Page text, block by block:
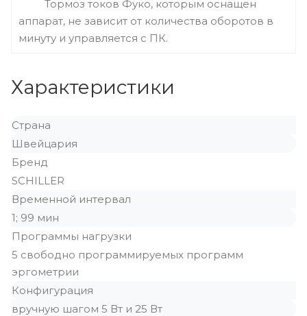
Тормоз токов Фуко, которым оснащен
аппарат, не зависит от количества оборотов в
минуту и управляется с ПК.
Характеристики
Страна
Швейцария
Бренд
SCHILLER
Временной интервал
1; 99 мин
Программы нагрузки
5 свободно программируемых программ
эргометрии
Конфигурация
вручную шагом 5 Вт и 25 Вт